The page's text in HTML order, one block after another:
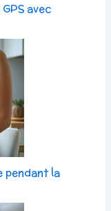
avec
pendant la